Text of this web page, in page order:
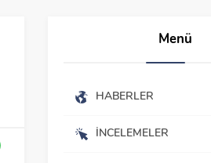
Menü
HABERLER
İNCELEMELER